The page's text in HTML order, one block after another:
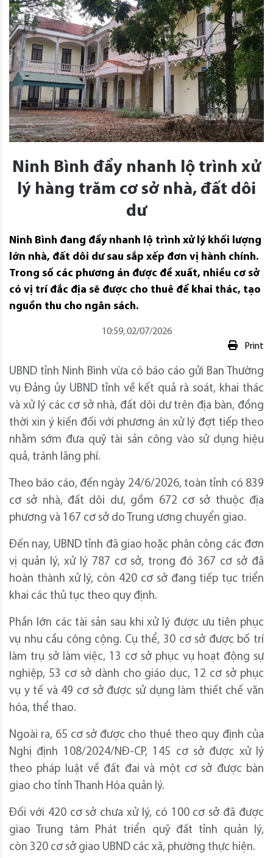
Ninh Bình đẩy nhanh lộ trình xử
lý hàng trăm cơ sở nhà, đất dôi
dư
Ninh Bình đang đẩy nhanh lộ trình xử lý khối lượng
lớn nhà, đất dôi dư sau sắp xếp đơn vị hành chính.
Trong số các phương án được đề xuất, nhiều cơ sở
có vị trí đắc địa sẽ được cho thuê để khai thác, tạo
nguồn thu cho ngân sách.
10:59, 02/07/2026
Print
UBND tỉnh Ninh Bình vừa có báo cáo gửi Ban Thường
vụ Đảng ủy UBND tỉnh về kết quả rà soát, khai thác
và xử lý các cơ sở nhà, đất dôi dư trên địa bàn, đồng
thời xin ý kiến đối với phương án xử lý đợt tiếp theo
nhằm sớm đưa quỹ tài sản công vào sử dụng hiệu
quả, tránh lãng phí.
Theo báo cáo, đến ngày 24/6/2026, toàn tỉnh có 839
cơ sở nhà, đất dôi dư, gồm 672 cơ sở thuộc địa
phương và 167 cơ sở do Trung ương chuyển giao.
Đến nay, UBND tỉnh đã giao hoặc phân công các đơn
vị quản lý, xử lý 787 cơ sở, trong đó 367 cơ sở đã
hoàn thành xử lý, còn 420 cơ sở đang tiếp tục triển
khai các thủ tục theo quy định.
Phần lớn các tài sản sau khi xử lý được ưu tiên phục
vụ nhu cầu công cộng. Cụ thể, 30 cơ sở được bố trí
làm trụ sở làm việc, 13 cơ sở phục vụ hoạt động sự
nghiệp, 53 cơ sở dành cho giáo dục, 12 cơ sở phục
vụ y tế và 49 cơ sở được sử dụng làm thiết chế văn
hóa, thể thao.
Ngoài ra, 65 cơ sở được cho thuê theo quy định của
Nghị định 108/2024/NĐ-CP, 145 cơ sở được xử lý
theo pháp luật về đất đai và một cơ sở được bàn
giao cho tỉnh Thanh Hóa quản lý.
Đối với 420 cơ sở chưa xử lý, có 100 cơ sở đã được
giao Trung tâm Phát triển quỹ đất tỉnh quản lý,
còn 320 cơ sở giao UBND các xã, phường thực hiện.